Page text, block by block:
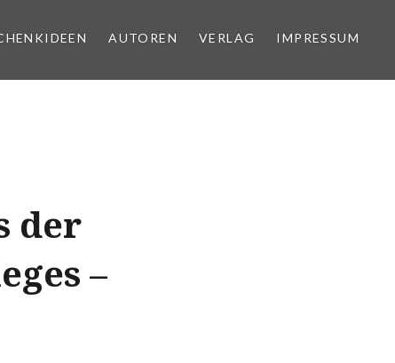
AUTOREN VERLAG IMPRESSUM
der
–